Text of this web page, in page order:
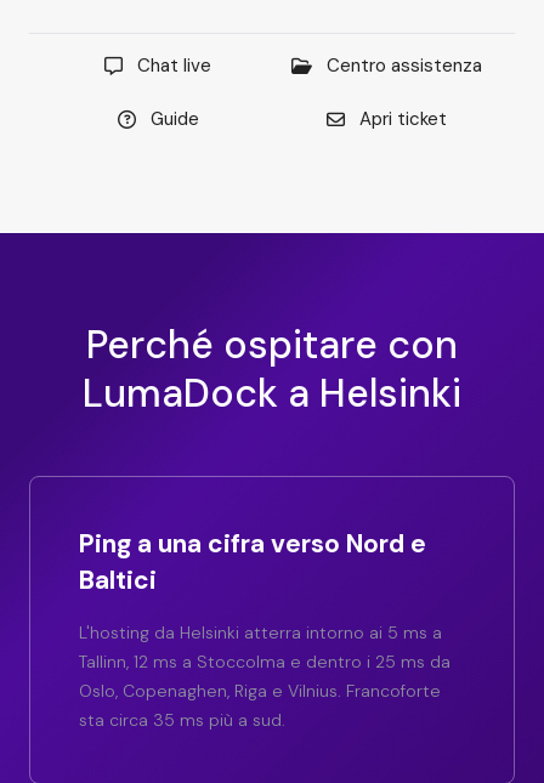
Chat live Centro assistenza
Guide Apri ticket
Perché ospitare con
LumaDock a Helsinki
Ping a una cifra verso Nord e
Baltici
L'hosting da Helsinki atterra intorno ai 5 ms a
Tallinn, 12 ms a Stoccolma e dentro i 25 ms da
Oslo, Copenaghen, Riga e Vilnius. Francoforte
sta circa 35 ms più a sud.